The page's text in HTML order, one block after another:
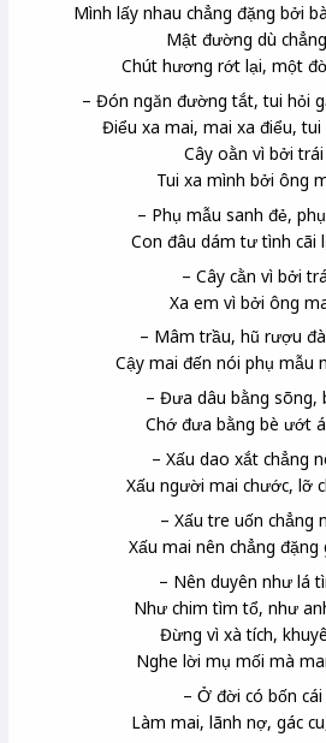
Mình lấy nhau chẳng đặng bởi
Mật đường dù
Chút hương rớt lại, một
– Đón ngăn đường tắt, tui hỏi
Điểu xa mai, mai xa điểu, tui
Cây oằn vì bởi
Tui xa mình bởi ông
– Phụ mẫu sanh đẻ,
Con đâu dám tư tình cãi
– Cây cằn vì bởi
Xa em vì bởi ông
– Mâm trầu, hũ rượu
Cậy mai đến nói phụ mẫu
– Đưa dâu bằng sõng,
Chớ đưa bằng bè ướt
– Xấu dao xắt chẳng
Xấu người mai chước, lỡ
– Xấu tre uốn chẳng
Xấu mai nên chẳng đặng
– Nên duyên như lá
Như chim tìm tổ, như
Đừng vì xà tích,
Nghe lời mụ mối mà
– Ở đời có bốn cái
Làm mai, lãnh nợ, gác